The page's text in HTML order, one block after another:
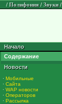
/ Полифония/ Звуки/
Начало
Содержание
Новости
· Мобильные
· Сайта
· WAP новости
· Операторов
· Рассылка